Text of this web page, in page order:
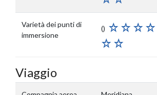
Varietà dei punti di
immersione
()
Viaggio